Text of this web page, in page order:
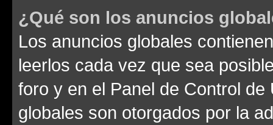
¿Qué son los anuncios
Los anuncios globales
leerlos cada vez que sea
foro y en el Panel de Control
globales son otorgados por la